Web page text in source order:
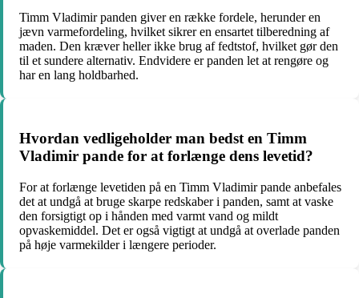
Timm Vladimir panden giver en række fordele, herunder en
jævn varmefordeling, hvilket sikrer en ensartet tilberedning af
maden. Den kræver heller ikke brug af fedtstof, hvilket gør den
til et sundere alternativ. Endvidere er panden let at rengøre og
har en lang holdbarhed.
Hvordan vedligeholder man bedst en Timm
Vladimir pande for at forlænge dens levetid?
For at forlænge levetiden på en Timm Vladimir pande anbefales
det at undgå at bruge skarpe redskaber i panden, samt at vaske
den forsigtigt op i hånden med varmt vand og mildt
opvaskemiddel. Det er også vigtigt at undgå at overlade panden
på høje varmekilder i længere perioder.